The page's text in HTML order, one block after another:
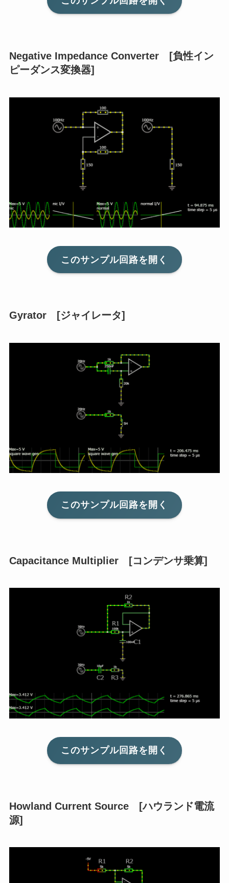
Negative Impedance Converter [負性イン
ピーダンス変換器]
このサンプル回路を開く
Gyrator [ジャイレータ]
このサンプル回路を開く
Capacitance Multiplier [コンデンサ乗算]
このサンプル回路を開く
Howland Current Source [ハウランド電流
源]